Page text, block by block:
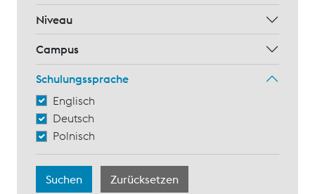
Niveau
Campus
Schulungssprache
Englisch
Deutsch
Polnisch